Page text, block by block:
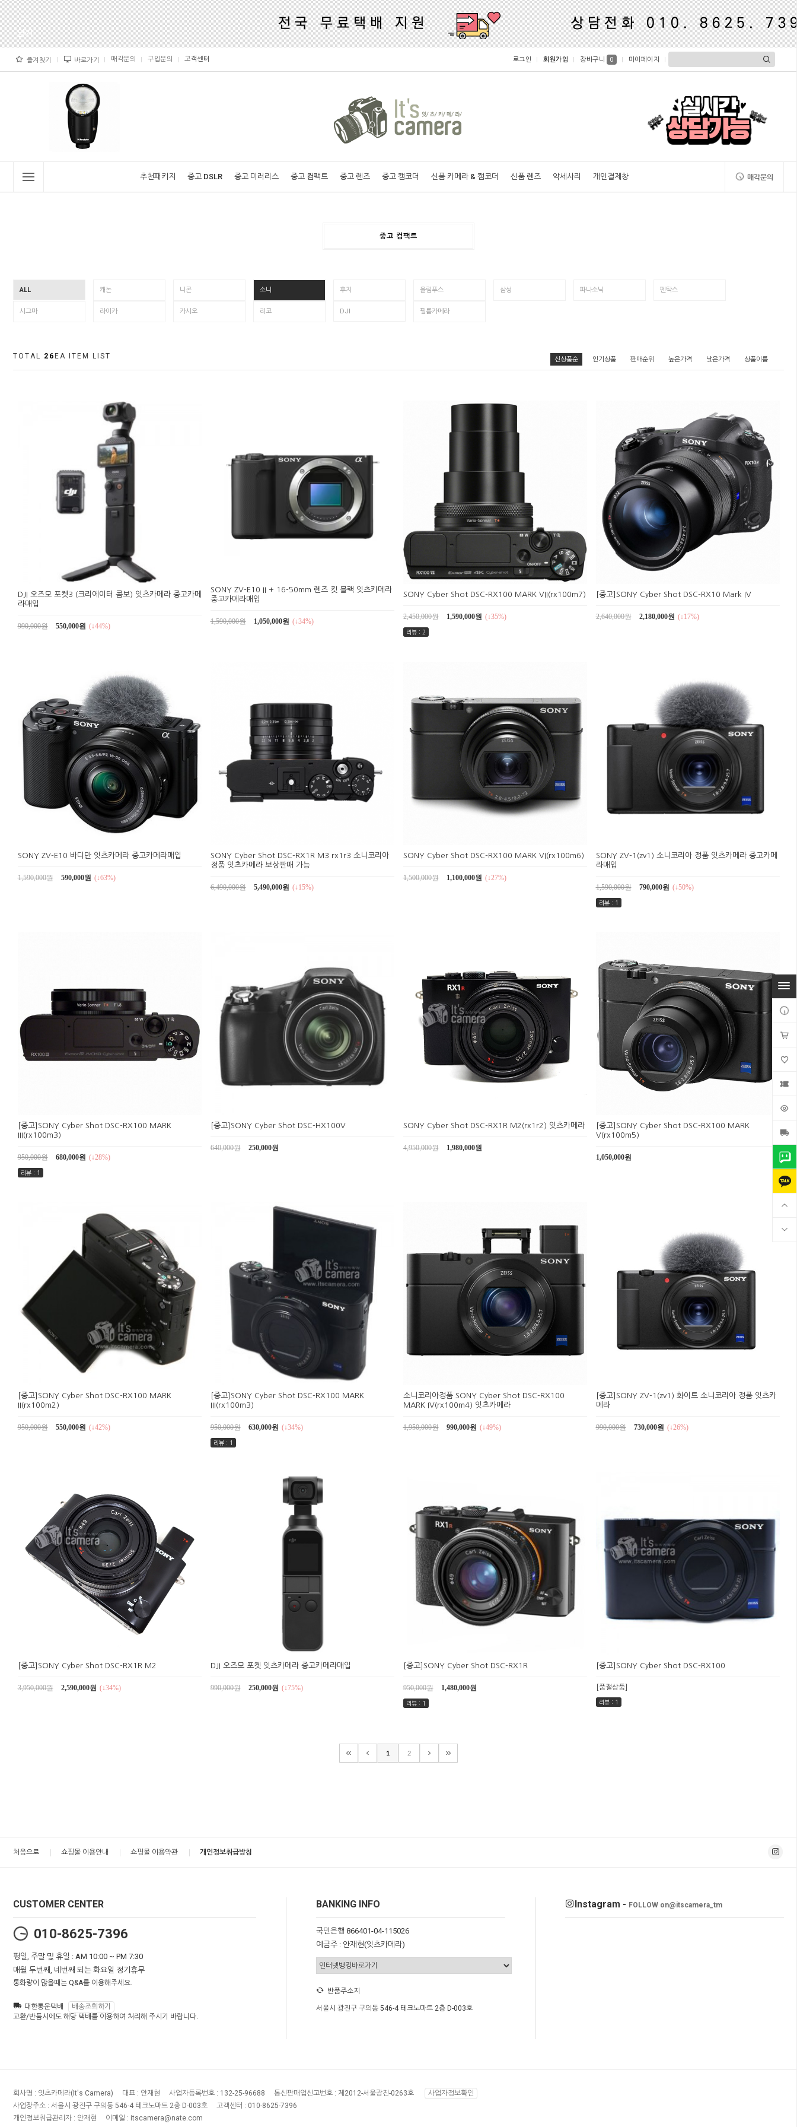
즐겨찾기 바로가기 매각문의 구입문의 고객센터 로그인 회원가입 장바구니 0 마이페이지
추천패키지 중고 DSLR 중고 미러리스 중고 컴팩트 중고 렌즈 중고 캠코더 신품 카메라 & 캠코더 신품 렌즈 악세사리 개인결제창 매각문의
중고 컴팩트
ALL 캐논 니콘 소니 후지 올림푸스 삼성 파나소닉 펜탁스
시그마 라이카 카시오 리코 DJI 필름카메라
TOTAL 26 EA ITEM LIST 신상품순 인기상품 판매순위 높은가격 낮은가격 상품이름
DJI 오즈모 포켓3 (크리에이터 콤보) 잇츠카메라 중고카메
라매입
990,000원 550,000원 (↓44%)
SONY ZV-E10 II + 16-50mm 렌즈 킷 블랙 잇츠카메라
중고카메라매입
1,590,000원 1,050,000원 (↓34%)
SONY Cyber Shot DSC-RX100 MARK VII(rx100m7)
2,450,000원 1,590,000원 (↓35%)
리뷰 : 2
[중고]SONY Cyber Shot DSC-RX10 Mark IV
2,640,000원 2,180,000원 (↓17%)
SONY ZV-E10 바디만 잇츠카메라 중고카메라매입
1,590,000원 590,000원 (↓63%)
SONY Cyber Shot DSC-RX1R M3 rx1r3 소니코리아
정품 잇츠카메라 보상판매 가능
6,490,000원 5,490,000원 (↓15%)
SONY Cyber Shot DSC-RX100 MARK VI(rx100m6)
1,500,000원 1,100,000원 (↓27%)
SONY ZV-1(zv1) 소니코리아 정품 잇츠카메라 중고카메
라매입
1,590,000원 790,000원 (↓50%)
리뷰 : 1
[중고]SONY Cyber Shot DSC-RX100 MARK
III(rx100m3)
950,000원 680,000원 (↓28%)
리뷰 : 1
[중고]SONY Cyber Shot DSC-HX100V
640,000원 250,000원
SONY Cyber Shot DSC-RX1R M2(rx1r2) 잇츠카메라
4,950,000원 1,980,000원
[중고]SONY Cyber Shot DSC-RX100 MARK
V(rx100m5)
1,050,000원
[중고]SONY Cyber Shot DSC-RX100 MARK
II(rx100m2)
950,000원 550,000원 (↓42%)
[중고]SONY Cyber Shot DSC-RX100 MARK
III(rx100m3)
950,000원 630,000원 (↓34%)
리뷰 : 1
소니코리아정품 SONY Cyber Shot DSC-RX100
MARK IV(rx100m4) 잇츠카메라
1,950,000원 990,000원 (↓49%)
[중고]SONY ZV-1(zv1) 화이트 소니코리아 정품 잇츠카
메라
990,000원 730,000원 (↓26%)
[중고]SONY Cyber Shot DSC-RX1R M2
3,950,000원 2,590,000원 (↓34%)
DJI 오즈모 포켓 잇츠카메라 중고카메라매입
990,000원 250,000원 (↓75%)
[중고]SONY Cyber Shot DSC-RX1R
950,000원 1,480,000원
리뷰 : 1
[중고]SONY Cyber Shot DSC-RX100
[품절상품]
리뷰 : 1
1 2
처음으로 쇼핑몰 이용안내 쇼핑몰 이용약관 개인정보취급방침
CUSTOMER CENTER
010-8625-7396
평일, 주말 및 휴일 : AM 10:00 ~ PM 7:30
매월 두번째, 네번째 되는 화요일 정기휴무
통화량이 많을때는 Q&A를 이용해주세요.
대한통운택배
배송조회하기
교환/반품시에도 해당 택배를 이용하여 처리해 주시기 바랍니다.
BANKING INFO
국민은행 866401-04-115026
예금주 : 안재현(잇츠카메라)
반품주소지
서울시 광진구 구의동 546-4 테크노마트 2층 D-003호
Instagram - FOLLOW on@itscamera_tm
회사명 : 잇츠카메라(It's Camera) 대표 : 안재현 사업자등록번호 : 132-25-96688 통신판매업신고번호 : 제2012-서울광진-0263호
사업자정보확인
사업장주소 : 서울시 광진구 구의동 546-4 테크노마트 2층 D-003호 고객센터 : 010-8625-7396
개인정보취급관리자 : 안재현 이메일 : itscamera@nate.com